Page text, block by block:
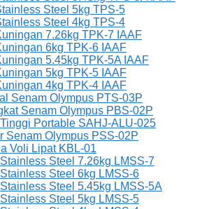
Steel 5kg TPS-5
Steel 4kg TPS-4
7.26kg TPK-7 IAAF
6kg TPK-6 IAAF
5.45kg TPK-5A IAAF
5kg TPK-5 IAAF
4kg TPK-4 IAAF
Senam Olympus PTS-03P
Senam Olympus PBS-02P
Portable SAHJ-ALU-025
Senam Olympus PSS-02P
Voli Lipat KBL-01
Steel 7.26kg LMSS-7
Steel 6kg LMSS-6
Steel 5.45kg LMSS-5A
Steel 5kg LMSS-5